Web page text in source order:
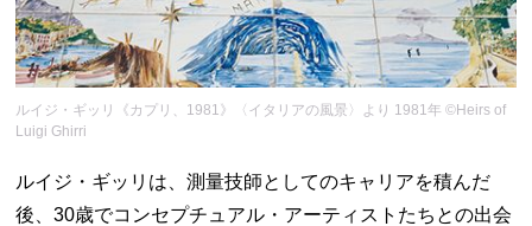
ルイジ・ギッリ《カプリ、1981》〈イタリアの風景〉より 1981年 ©Heirs of
Luigi Ghirri
ルイジ・ギッリは、測量技師としてのキャリアを積んだ
後、30歳でコンセプチュアル・アーティストたちとの出会